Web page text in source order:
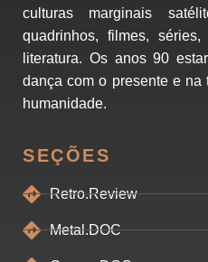
culturas marginais
quadrinhos, filmes,
literatura. Os anos 90
dança com o presente e na
humanidade.
SEÇÕES
Retro.Review
Metal.DOC